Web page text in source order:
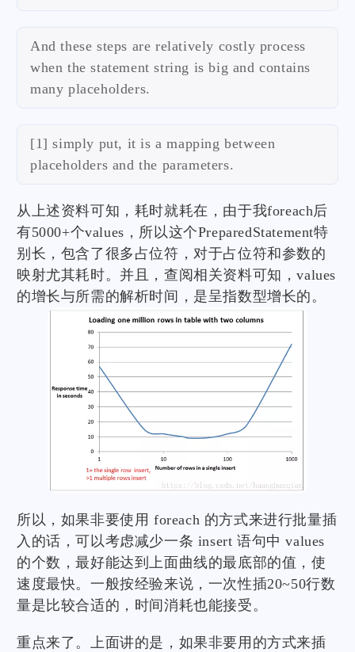
And these steps are relatively costly process
when the statement string is big and contains
many placeholders.
[1] simply put, it is a mapping between
placeholders and the parameters.
从上述资料可知，耗时就耗在，由于我foreach后
有5000+个values，所以这个PreparedStatement特
别长，包含了很多占位符，对于占位符和参数的
映射尤其耗时。并且，查阅相关资料可知，values
的增长与所需的解析时间，是呈指数型增长的。
所以，如果非要使用 foreach 的方式来进行批量插
入的话，可以考虑减少一条 insert 语句中 values
的个数，最好能达到上面曲线的最底部的值，使
速度最快。一般按经验来说，一次性插20~50行数
量是比较合适的，时间消耗也能接受。
重点来了。上面讲的是，如果非要用的方式来插